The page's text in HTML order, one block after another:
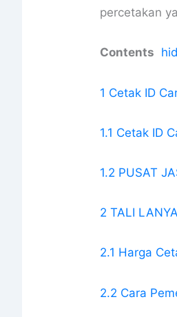
percetakan
Contents
1 Cetak ID
1.1 Cetak ID
1.2 PUSAT
2 TALI
2.1 Harga
2.2 Cara